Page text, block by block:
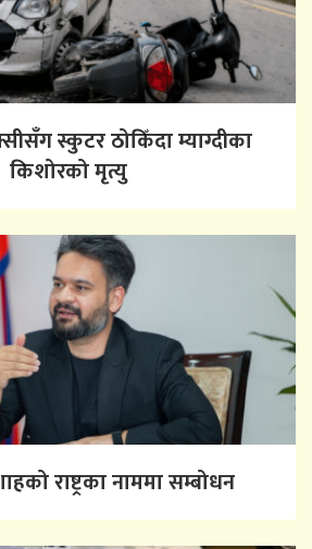
स्कुटर ठोकिँदा म्याग्दीका
किशोरको मृत्यु
राष्ट्रका नाममा सम्बोधन